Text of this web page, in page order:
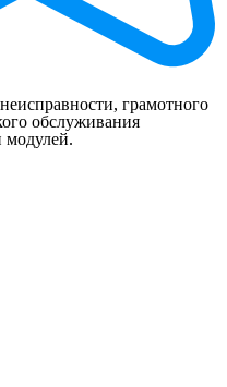
грамотного
обслуживания
модулей.